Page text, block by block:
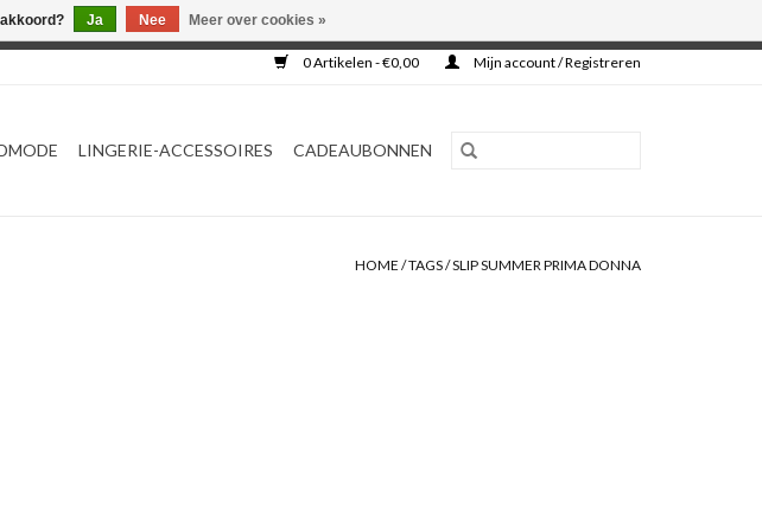
0 Artikelen - €0,00 Mijn account / Registreren
LINGERIE-ACCESSOIRES CADEAUBONNEN
HOME /TAGS/SLIP SUMMER PRIMA DONNA
Ja Nee Meer over cookies »
maten. .